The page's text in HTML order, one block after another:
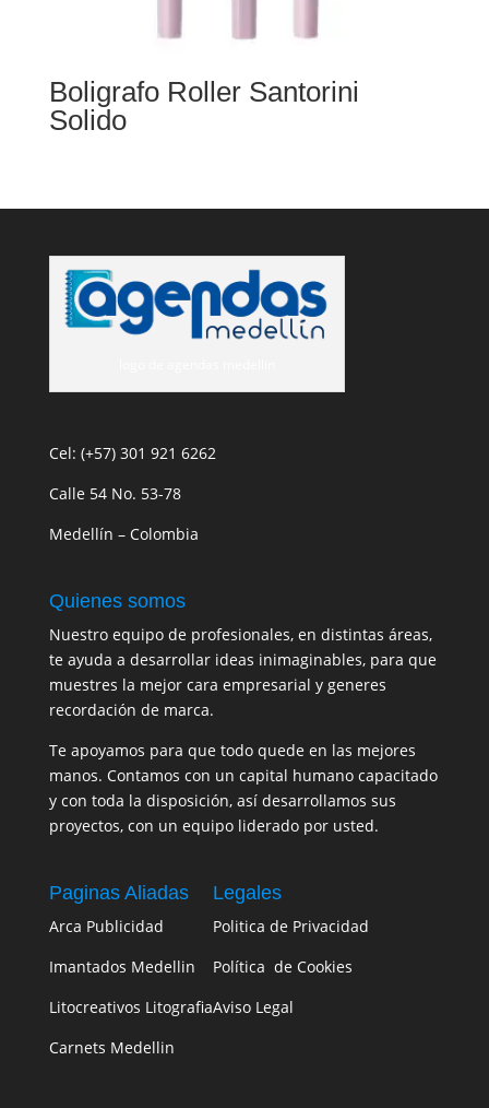
Boligrafo Roller Santorini
Solido
Cel: (+57) 301 921 6262
Calle 54 No. 53-78
Medellín – Colombia
Quienes somos
Nuestro equipo de profesionales, en distintas áreas,
te ayuda a desarrollar ideas inimaginables, para que
muestres la mejor cara empresarial y generes
recordación de marca.
Te apoyamos para que todo quede en las mejores
manos. Contamos con un capital humano capacitado
y con toda la disposición, así desarrollamos sus
proyectos, con un equipo liderado por usted.
Paginas Aliadas
Arca Publicidad
Imantados Medellin
Litocreativos Litografia
Carnets Medellin
Legales
Politica de Privacidad
Política de Cookies
Aviso Legal